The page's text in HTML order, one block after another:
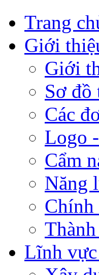
Trang
Giới
Giới
Sơ đồ
Các
Logo
Cẩm
Năng
Chính
Lĩnh